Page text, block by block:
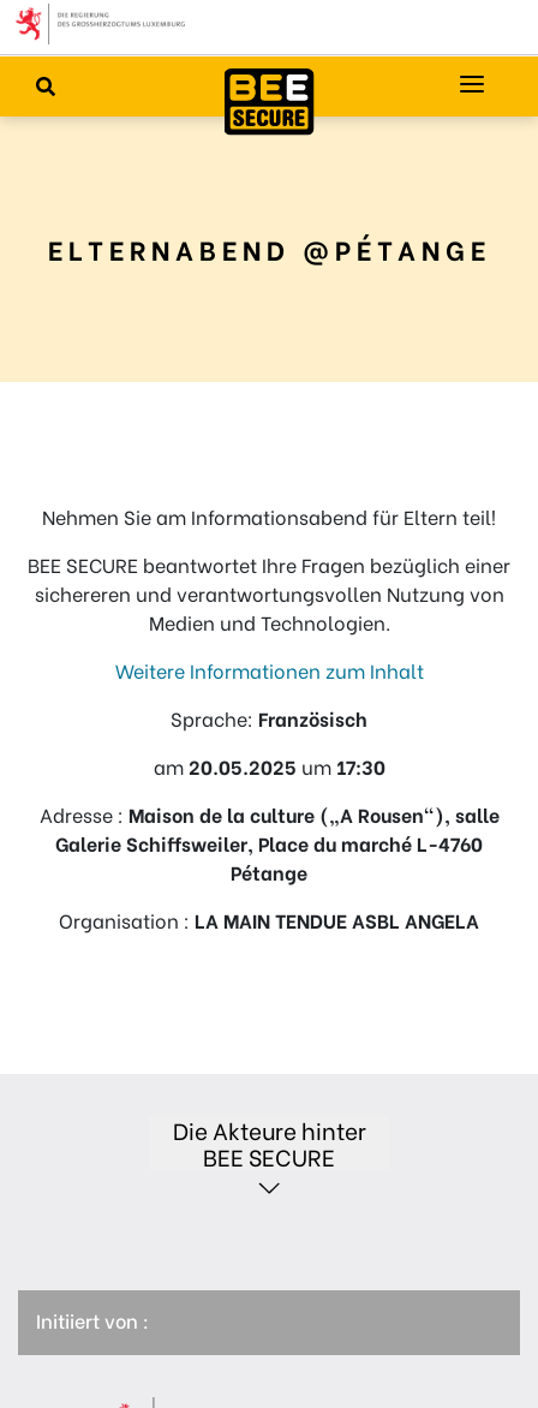
ELTERNABEND @PÉTANGE
Nehmen Sie am Informationsabend für Eltern teil!
BEE SECURE beantwortet Ihre Fragen bezüglich einer
sichereren und verantwortungsvollen Nutzung von
Medien und Technologien.
Weitere Informationen zum Inhalt
Sprache: Französisch
am 20.05.2025 um 17:30
Adresse : Maison de la culture („A Rousen“), salle
Galerie Schiffsweiler, Place du marché L-4760
Pétange
Organisation : LA MAIN TENDUE ASBL ANGELA
Die Akteure hinter
BEE SECURE
Initiiert von :